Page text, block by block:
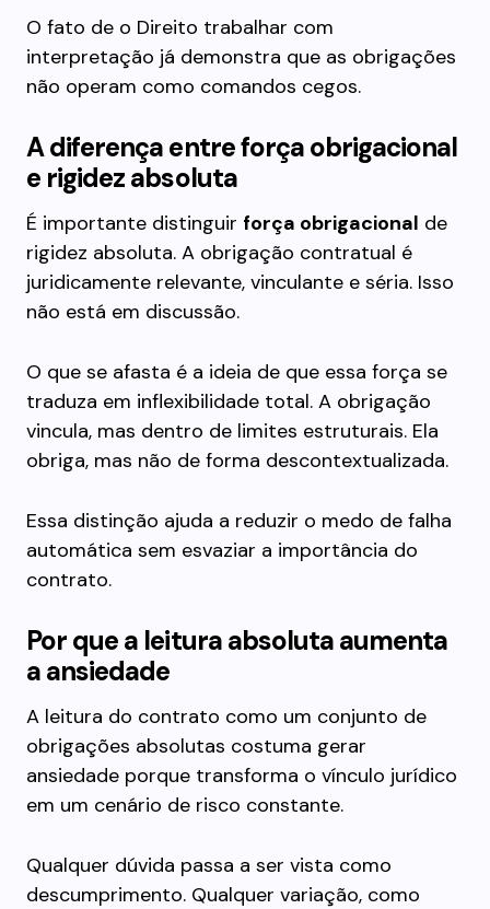
O fato de o Direito trabalhar com
interpretação já demonstra que as obrigações
não operam como comandos cegos.
A diferença entre força obrigacional
e rigidez absoluta
É importante distinguir força obrigacional de
rigidez absoluta. A obrigação contratual é
juridicamente relevante, vinculante e séria. Isso
não está em discussão.
O que se afasta é a ideia de que essa força se
traduza em inflexibilidade total. A obrigação
vincula, mas dentro de limites estruturais. Ela
obriga, mas não de forma descontextualizada.
Essa distinção ajuda a reduzir o medo de falha
automática sem esvaziar a importância do
contrato.
Por que a leitura absoluta aumenta
a ansiedade
A leitura do contrato como um conjunto de
obrigações absolutas costuma gerar
ansiedade porque transforma o vínculo jurídico
em um cenário de risco constante.
Qualquer dúvida passa a ser vista como
descumprimento. Qualquer variação, como